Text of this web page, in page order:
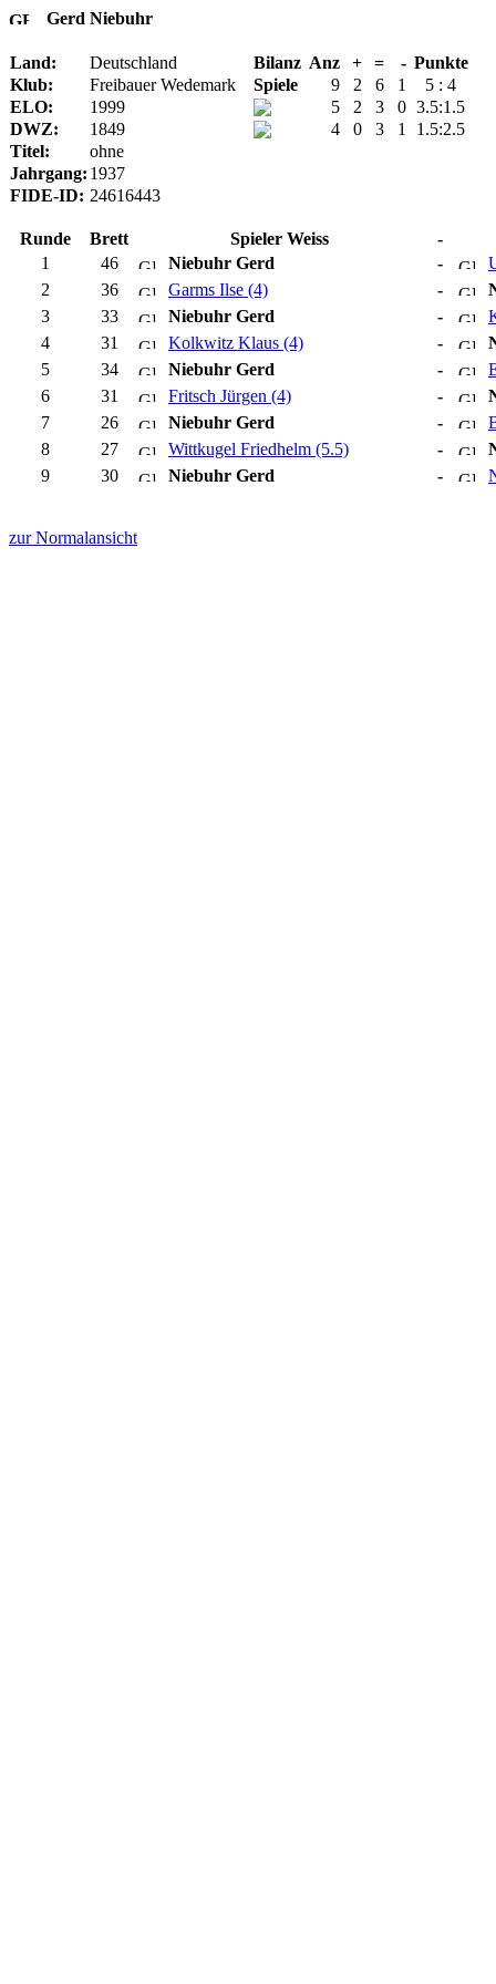
Gerd Niebuhr
Land: Deutschland Bilanz Anz + = - Punkte
Klub:
Freibauer Wedemark Spiele 9 2 6 1
5 : 4
ELO:
1999 5 2 3 0 3.5:1.5
DWZ:
1849 4 0 3 1
1.5:2.5
Titel:
ohne
Jahrgang: 1937
FIDE-ID: 24616443
Runde Brett Spieler Weiss
-
1
46 Niebuhr Gerd -
2
36 Garms Ilse (4) -
3
33 Niebuhr Gerd -
4
31 Kolkwitz Klaus (4) -
5
34 Niebuhr Gerd -
6
31 Fritsch Jürgen (4) -
7
26 Niebuhr Gerd -
8
27 Wittkugel Friedhelm (5.5) -
9
30 Niebuhr Gerd -
zur Normalansicht